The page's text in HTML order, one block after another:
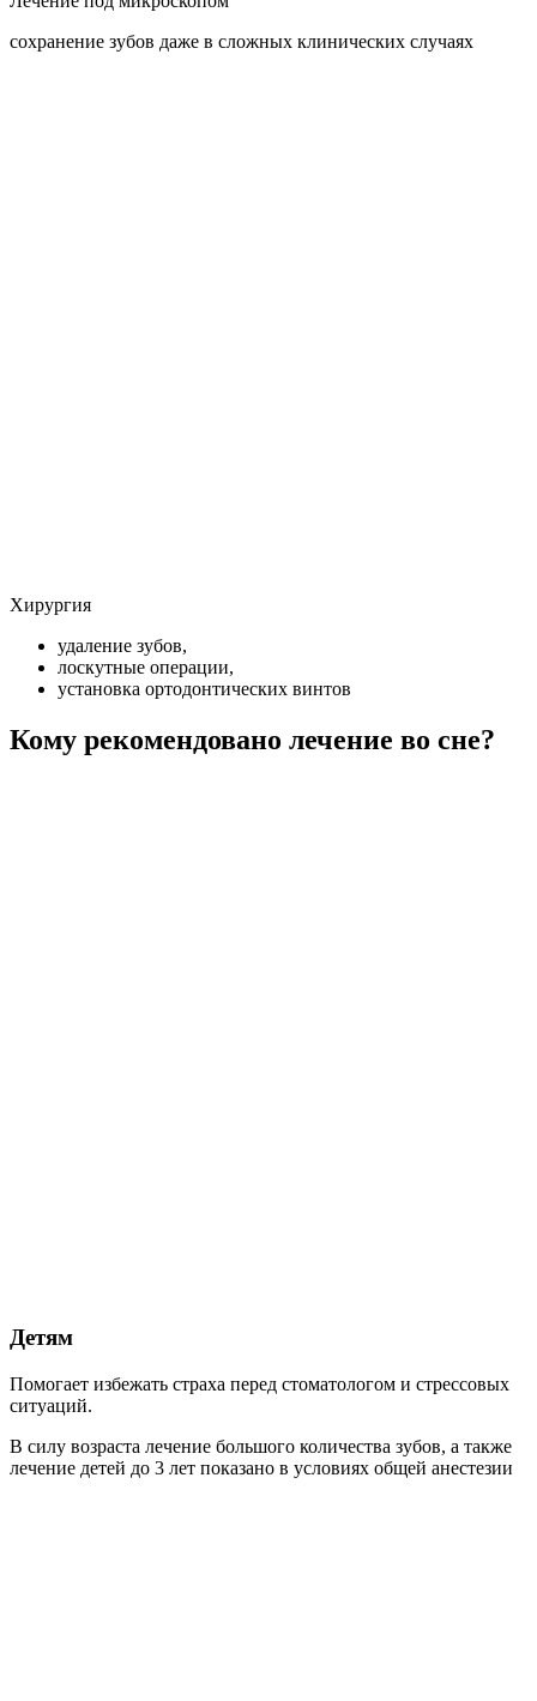
сохранение зубов даже в сложных клинических случаях
Хирургия
удаление зубов,
лоскутные операции,
установка ортодонтических винтов
Кому рекомендовано лечение во сне?
Детям
Помогает избежать страха перед стоматологом и стрессовых
ситуаций.
В силу возраста лечение большого количества зубов, а также
лечение детей до 3 лет показано в условиях общей анестезии